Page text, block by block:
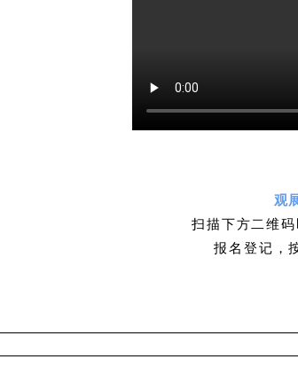
观
扫描下方二维
报名登记，